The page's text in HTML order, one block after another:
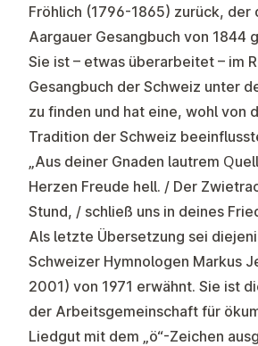
Fröhlich (1796-1865) zurück, der
Aargauer Gesangbuch von 1844
Sie ist – etwas überarbeitet – im
Gesangbuch der Schweiz unter
zu finden und hat eine, wohl von
Tradition der Schweiz
„Aus deiner Gnaden lautrem
Herzen Freude hell. / Der
Stund, / schließ uns in deines
Als letzte Übersetzung sei
Schweizer Hymnologen Markus
2001) von 1971 erwähnt. Sie ist
der Arbeitsgemeinschaft für
Liedgut mit dem „ö“-Zeichen